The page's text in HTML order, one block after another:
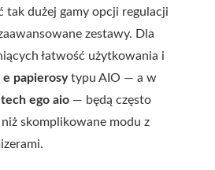
tak dużej gamy opcji regulacji
zestawy. Dla
łatwość użytkowania i
e papierosytypu AIO — a w
ego aio — będą często
skomplikowane modu z